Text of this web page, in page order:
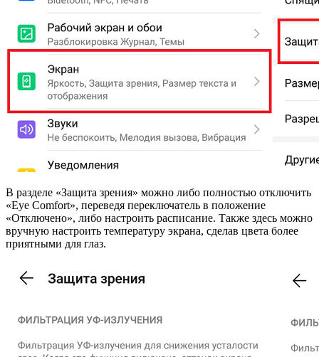
В разделе «Защита зрения» можно либо полностью отключить
«Eye Comfort», переведя переключатель в положение
«Отключено», либо настроить расписание. Также здесь можно
вручную настроить температуру экрана, сделав цвета более
приятными для глаз.